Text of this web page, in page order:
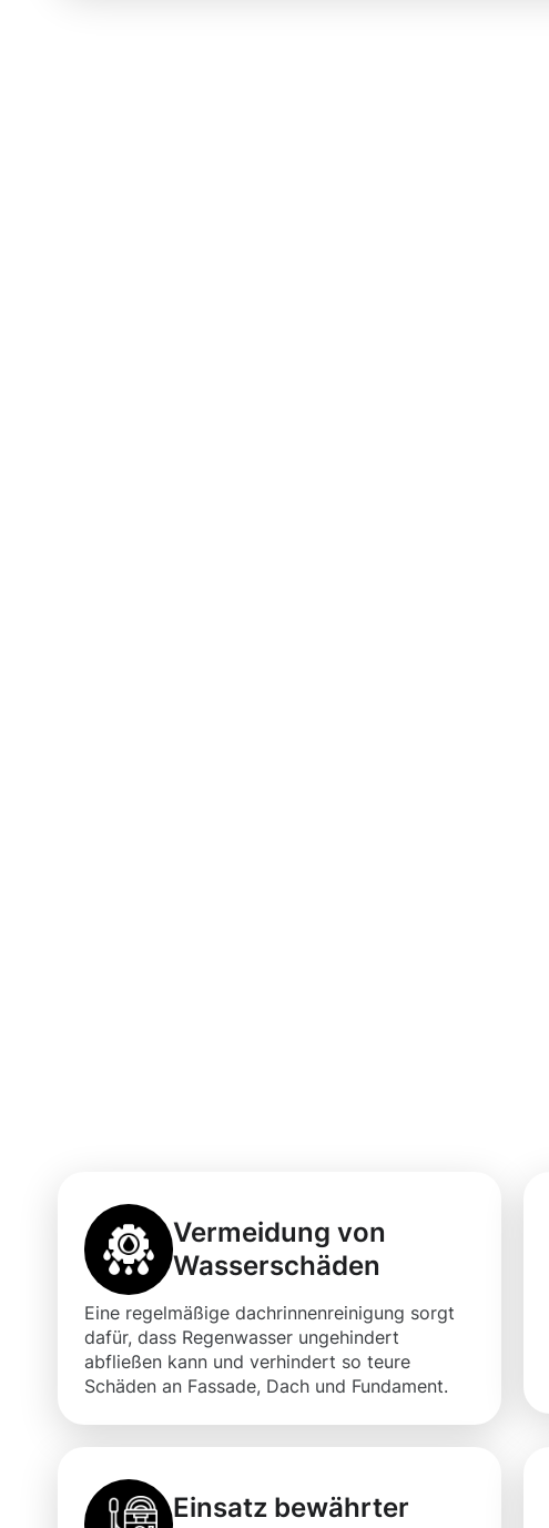
Vermeidung von
Wasserschäden
Eine regelmäßige dachrinnenreinigung sorgt
dafür, dass Regenwasser ungehindert
abfließen kann und verhindert so teure
Schäden an Fassade, Dach und Fundament.
Einsatz bewährter